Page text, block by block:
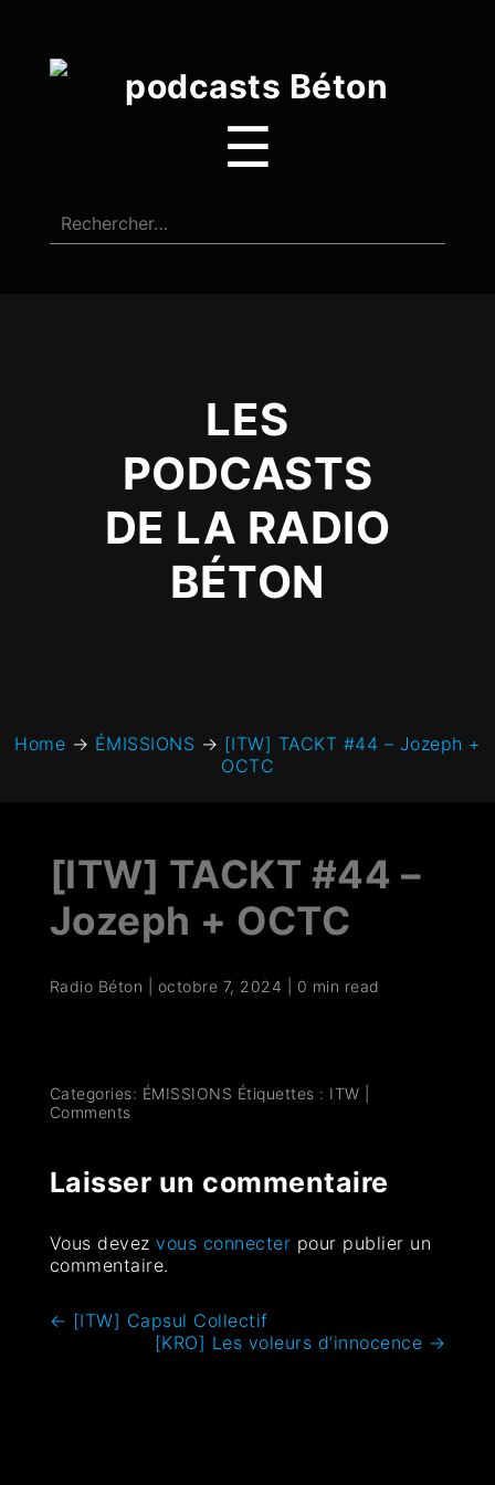
☰
LES
PODCASTS
DE LA RADIO
BÉTON
Home → ÉMISSIONS → [ITW] TACKT #44 – Jozeph +
OCTC
[ITW] TACKT #44 –
Jozeph + OCTC
Radio Béton octobre 7, 2024 0 min read
Categories: ÉMISSIONS Étiquettes : ITW
Comments
Laisser un commentaire
Vous devezvous connecter pour publier un
commentaire.
← [ITW] Capsul Collectif
[KRO] Les voleurs d’innocence →